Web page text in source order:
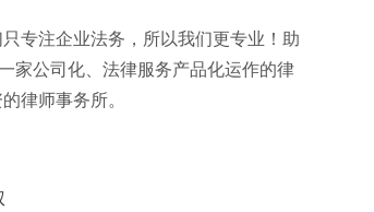
专注企业法务，所以我们更专业！助
家公司化、法律服务产品化运作的律
律师事务所。